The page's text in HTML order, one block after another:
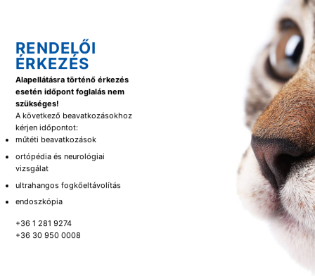
RENDELŐI
ÉRKEZÉS
Alapellátásra történő érkezés
esetén időpont foglalás nem
szükséges!
A következő beavatkozásokhoz
kérjen időpontot:
műtéti beavatkozások
ortópédia és neurológiai
vizsgálat
ultrahangos fogkőeltávolítás
endoszkópia
+36 1 281 9274
+36 30 950 0008